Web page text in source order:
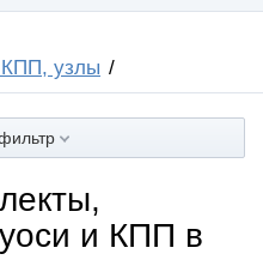
КПП, узлы
и КПП в